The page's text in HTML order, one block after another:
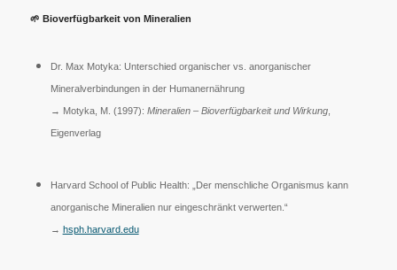
🌱 Bioverfügbarkeit von Mineralien
Dr. Max Motyka: Unterschied organischer vs. anorganischer
Mineralverbindungen in der Humanernährung
→ Motyka, M. (1997): Mineralien – Bioverfügbarkeit und Wirkung,
Eigenverlag
Harvard School of Public Health: „Der menschliche Organismus kann
anorganische Mineralien nur eingeschränkt verwerten.“
→ hsph.harvard.edu